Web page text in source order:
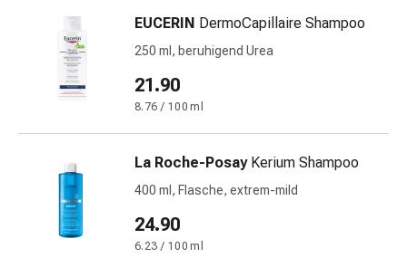
Elastische
Wundbinden
Fingerverbände
Fixationspflaster
Gazen
Kompressionsbinden
Pflasterbinden,
Tapes
EUCERIN DermoCapillaire Shampoo
250 ml, beruhigend Urea
21.90
8.76 / 100 ml
La Roche-Posay Kerium Shampoo
400 ml, Flasche, extrem-mild
24.90
6.23 / 100 ml